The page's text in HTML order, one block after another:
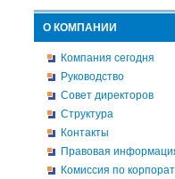
О КОМПАНИИ
Компания сегодня
Руководство
Совет директоров
Структура
Контакты
Правовая
Комиссия по